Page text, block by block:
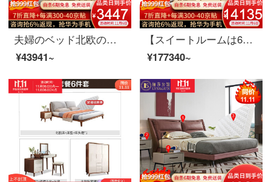
夫婦のベッド北欧の軽奢なダブルベッド1.8メートルの近代的なシンプルなベッドルームの木製品の家具のベッド+ベッドのヘッドセット*2 1800*2000
¥43941~
【スイートルームは6割引が受けられます】夫婦莎公館北欧寝室客間レストラン全屋家具セットB【100-250平方メートル】適用コース3（レストラン8点セット）白蝋木
¥177340~